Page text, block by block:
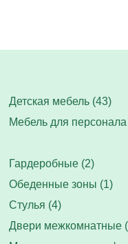
Детская мебель (43)
Мебель для
Гардеробные (2)
Обеденные зоны (1)
Стулья (4)
Двери межкомнатные